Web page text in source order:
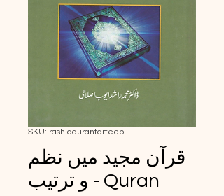
SKU: rashidqurantarteeb
قرآن مجید میں نظم
و ترتیب - Quran